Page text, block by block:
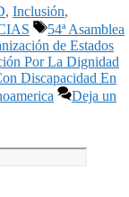
, Inclusión,
Etiquetas
54ª Asamblea
de Estados
Por La Dignidad
Discapacidad En
Deja un